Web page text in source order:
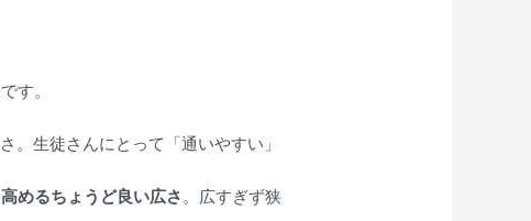
す。
。生徒さんにとって「通いやすい」
めるちょうど良い広さ 。広すぎず狭